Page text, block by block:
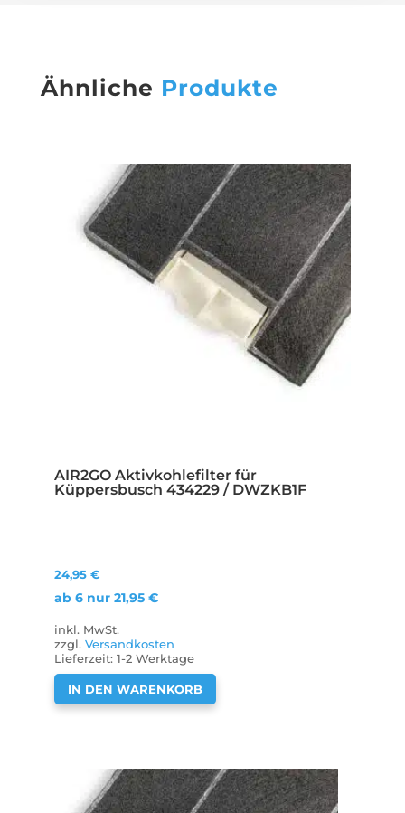
Ähnliche Produkte
AIR2GO Aktivkohlefilter für
Küppersbusch 434229 / DWZKB1F
24,95 €
ab 6 nur 21,95 €
inkl. MwSt.
zzgl. Versandkosten
Lieferzeit: 1-2 Werktage
IN DEN WARENKORB